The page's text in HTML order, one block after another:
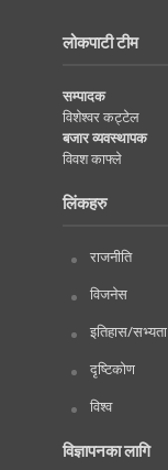
लोकपाटी टीम
सम्पादक
विशेश्वर कट्टेल
बजार व्यवस्थापक
विवश काफ्ले
लिंकहरु
राजनीति
विजनेस
इतिहास/सभ्यता
दृष्टिकोण
विश्व
विज्ञापनका लागि